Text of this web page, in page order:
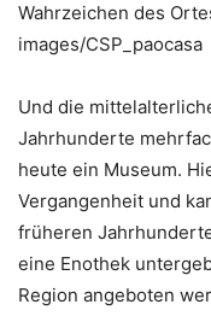
Wahrzeichen des
images/CSP_paocasa
Und die
Jahrhunderte
heute ein Museum.
Vergangenheit und
früheren
eine Enothek
Region angeboten